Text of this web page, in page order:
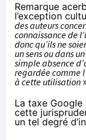
Remarque
l’exception
des auteurs
connaissance de
donc qu’ils ne
un sens ou dans
simple absence
regardée comme
à cette utilisation
La taxe
cette
un tel degré